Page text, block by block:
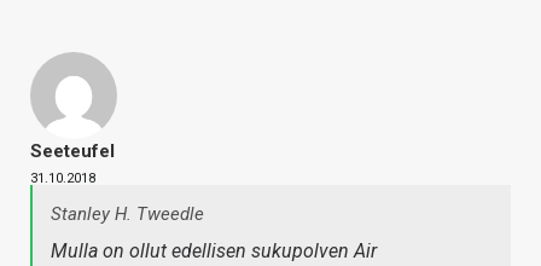
Seeteufel
31.10.2018
Stanley H. Tweedle
Mulla on ollut edellisen sukupolven Air